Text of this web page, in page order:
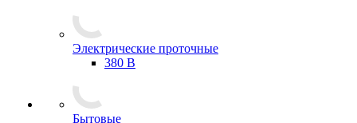
Электрические проточные
380 В
Бытовые